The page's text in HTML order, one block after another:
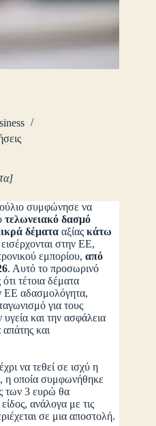
συμφώνησε να
τελωνειακό δασμό
δέματα αξίαςκάτω
στην ΕΕ,
εμπορίου,από
. Αυτό το προσωρινό
τέτοια δέματα
ΕΕ αδασμολόγητα,
για τους
και την ασφάλεια
και
να τεθεί σε ισχύ η
η οποία συμφωνήθηκε
των 3 ευρώ θα
ανάλογα με τις
σε μια αποστολή.